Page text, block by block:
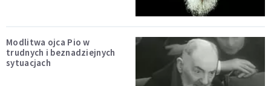
Modlitwa ojca Pio w
trudnych i beznadziejnych
sytuacjach